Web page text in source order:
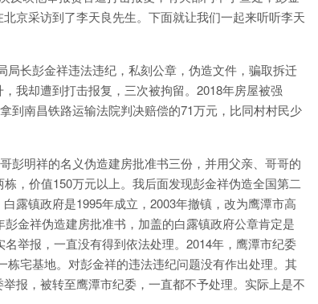
京采访到了李天良先生。下面就让我们一起来听听李天
长彭金祥违法违纪，私刻公章，伪造文件，骗取拆迁
我却遭到打击报复，三次被拘留。2018年房屋被强
到南昌铁路运输法院判决赔偿的71万元，比同村村民少
彭明祥的名义伪造建房批准书三份，并用父亲、哥哥的
，价值150万元以上。我后面发现彭金祥伪造全国第二
露镇政府是1995年成立，2003年撤镇，改为鹰潭市高
金祥伪造建房批准书，加盖的白露镇政府公章肯定是
举报，一直没有得到依法处理。2014年，鹰潭市纪委
栋宅基地。对彭金祥的违法违纪问题没有作出处理。其
报，被转至鹰潭市纪委，一直都不予处理。实际上是不